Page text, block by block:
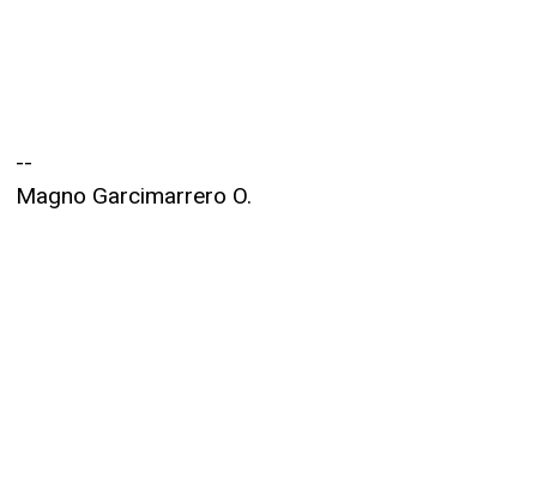
--
Magno Garcimarrero O.